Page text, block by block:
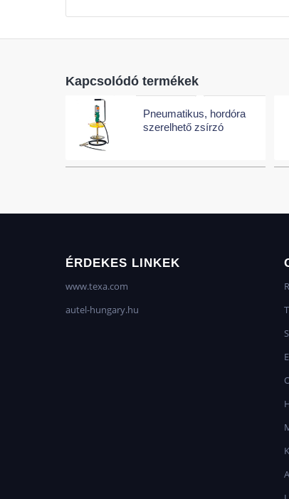
Kapcsolódó termékek
Pneumatikus, hordóra
szerelhető zsírzó
ÉRDEKES LINKEK
www.texa.com
autel-hungary.hu